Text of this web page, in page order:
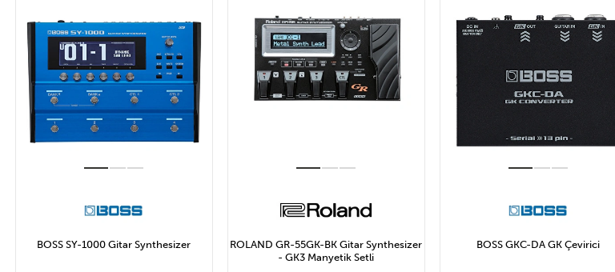
BOSS SY-1000 Gitar Synthesizer
ROLAND GR-55GK-BK Gitar Synthesizer
- GK3 Manyetik Setli
BOSS GKC-DA GK Çevirici